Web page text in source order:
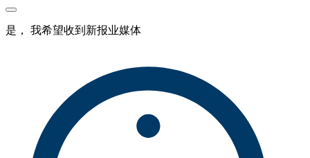
是， 我希望收到新报业媒体